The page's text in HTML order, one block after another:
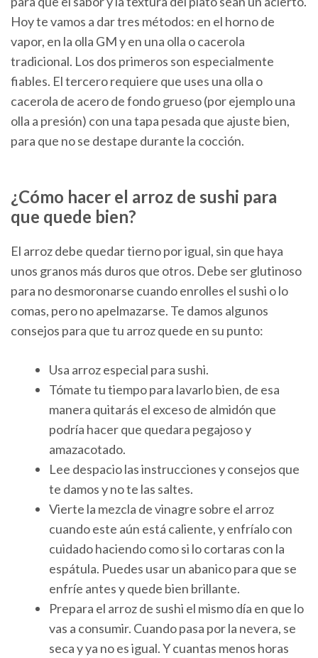
Hoy te vamos a dar tres métodos: en el horno de
vapor, en la olla GM y en una olla o cacerola
tradicional. Los dos primeros son especialmente
fiables. El tercero requiere que uses una olla o
cacerola de acero de fondo grueso (por ejemplo una
olla a presión) con una tapa pesada que ajuste bien,
para que no se destape durante la cocción.
¿Cómo hacer el arroz de sushi para
que quede bien?
El arroz debe quedar tierno por igual, sin que haya
unos granos más duros que otros. Debe ser glutinoso
para no desmoronarse cuando enrolles el sushi o lo
comas, pero no apelmazarse. Te damos algunos
consejos para que tu arroz quede en su punto:
Usa arroz especial para sushi.
Tómate tu tiempo para lavarlo bien, de esa
manera quitarás el exceso de almidón que
podría hacer que quedara pegajoso y
amazacotado.
Lee despacio las instrucciones y consejos que
te damos y no te las saltes.
Vierte la mezcla de vinagre sobre el arroz
cuando este aún está caliente, y enfríalo con
cuidado haciendo como si lo cortaras con la
espátula. Puedes usar un abanico para que se
enfríe antes y quede bien brillante.
Prepara el arroz de sushi el mismo día en que lo
vas a consumir. Cuando pasa por la nevera, se
seca y ya no es igual. Y cuantas menos horas